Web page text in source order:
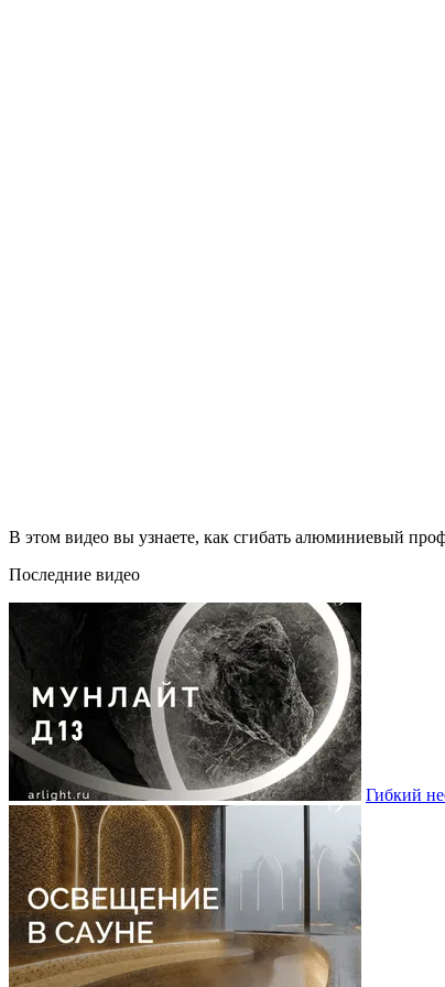
В этом видео вы узнаете, как сгибать алюминиевый
Последние видео
Гибкий